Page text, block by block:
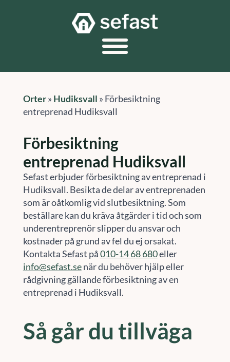
Orter» Hudiksvall » Förbesiktning
entreprenad Hudiksvall
Förbesiktning
entreprenad Hudiksvall
Sefast erbjuder förbesiktning av entreprenad i
Hudiksvall. Besikta de delar av entreprenaden
som är oåtkomlig vid slutbesiktning. Som
beställare kan du kräva åtgärder i tid och som
underentreprenör slipper du ansvar och
kostnader på grund av fel du ej orsakat.
Kontakta Sefast på010-14 68 680eller
info@sefast.senär du behöver hjälp eller
rådgivning gällande förbesiktning av en
entreprenad i Hudiksvall.
Så går du tillväga